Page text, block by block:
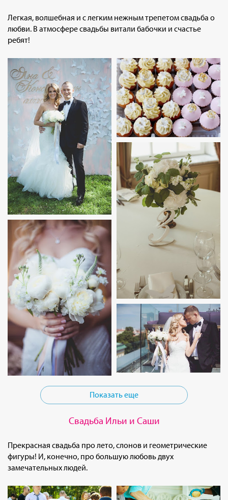
Легкая, волшебная и с легким нежным трепетом свадьба о
любви. В атмосфере свадьбы витали бабочки и счастье
ребят!
Показать еще
Свадьба Ильи и Саши
Прекрасная свадьба про лето, слонов и геометрические
фигуры! И, конечно, про большую любовь двух
замечательных людей.